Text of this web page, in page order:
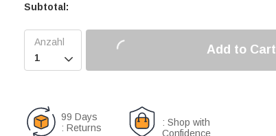
Subtotal:

Add to Cart
99 Days
: Returns
: Shop with
Confidence